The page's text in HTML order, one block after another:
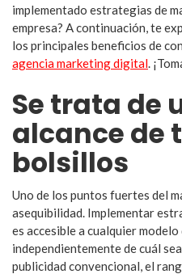
implementado estrategias de
empresa? A continuación, te
los principales beneficios de
agencia marketing digital.
Se trata de
alcance de
bolsillos
Uno de los puntos fuertes del
asequibilidad. Implementar
es accesible a cualquier
independientemente de cuál
publicidad convencional, el